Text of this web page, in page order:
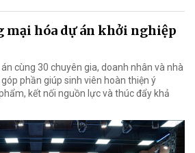
mại hóa dự án khởi nghiệp
cùng 30 chuyên gia, doanh nhân và nhà
phần giúp sinh viên hoàn thiện ý
kết nối nguồn lực và thúc đẩy khả